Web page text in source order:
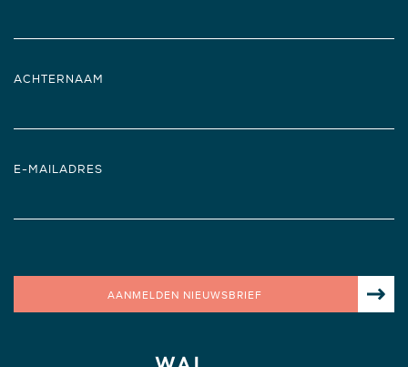
ACHTERNAAM
E-MAILADRES
AANMELDEN NIEUWSBRIEF